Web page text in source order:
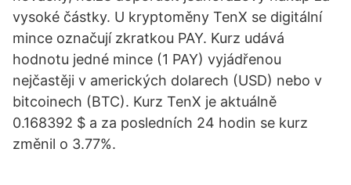
vysoké částky. U kryptoměny TenX se digitální
mince označují zkratkou PAY. Kurz udává
hodnotu jedné mince (1 PAY) vyjádřenou
nejčastěji v amerických dolarech (USD) nebo v
bitcoinech (BTC). Kurz TenX je aktuálně
0.168392 $ a za posledních 24 hodin se kurz
změnil o 3.77%.